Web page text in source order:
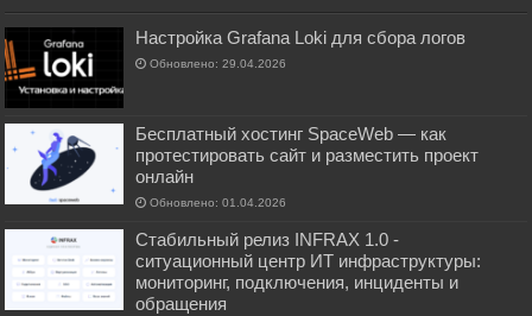
Настройка Grafana Loki для сбора логов
Обновлено: 29.04.2026
Бесплатный хостинг SpaceWeb — как
протестировать сайт и разместить проект
онлайн
Обновлено: 01.04.2026
Стабильный релиз INFRAX 1.0 -
ситуационный центр ИТ инфраструктуры:
мониторинг, подключения, инциденты и
обращения